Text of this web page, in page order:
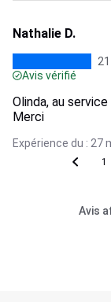
Nathalie D.
Avis vérifié
Olinda, au
Merci
Expérience du : 27
1
Avis